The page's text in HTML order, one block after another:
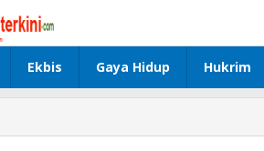
Ekbis Gaya Hidup Hukrim
Kejati